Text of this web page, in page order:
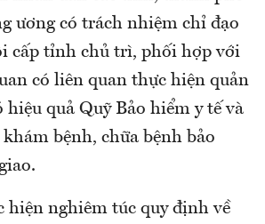
ương có trách nhiệm chỉ đạo
cấp tỉnh chủ trì, phối hợp với
có liên quan thực hiện quản
hiệu quả Quỹ Bảo hiểm y tế và
bệnh, chữa bệnh bảo
nghiêm túc quy định về